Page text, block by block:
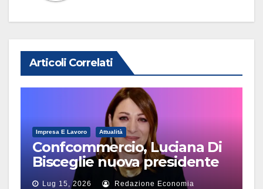
Articoli Correlati
Impresa E Lavoro Attualità
Confcommercio, Luciana Di
Bisceglie nuova presidente
Terziario Donna
Lug 15, 2026 Redazione Economia